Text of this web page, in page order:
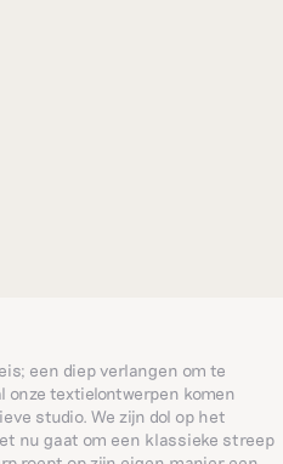
een diep verlangen om te
onze textielontwerpen komen
studio. We zijn dol op het
nu gaat om een klassieke streep